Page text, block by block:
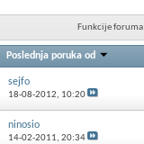
Funkcije foruma
Poslednja poruka od
sejfo
18-08-2012, 10:20
ninosio
14-02-2011, 20:34